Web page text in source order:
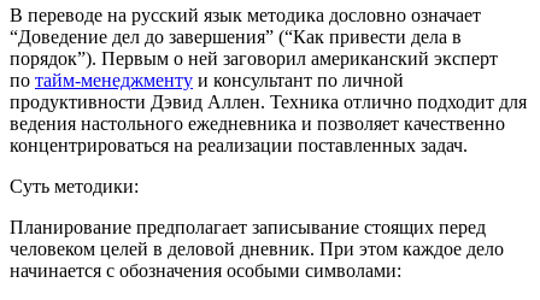
В переводе на русский язык методика дословно означает
“Доведение дел до завершения” (“Как привести дела в
порядок”). Первым о ней заговорил американский эксперт
по тайм-менеджменту и консультант по личной
продуктивности Дэвид Аллен. Техника отлично подходит для
ведения настольного ежедневника и позволяет качественно
концентрироваться на реализации поставленных задач.
Суть методики:
Планирование предполагает записывание стоящих перед
человеком целей в деловой дневник. При этом каждое дело
начинается с обозначения особыми символами: